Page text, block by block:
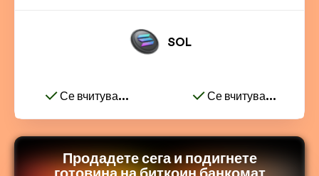
SOL
Се вчитува... Се вчитува...
Продадете сега и подигнете